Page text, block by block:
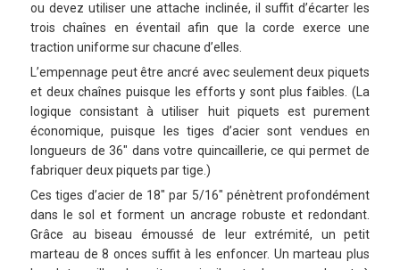
ou devez utiliser une attache inclinée, il suffit d’écarter les
trois chaînes en éventail afin que la corde exerce une
traction uniforme sur chacune d’elles.
L’empennage peut être ancré avec seulement deux piquets
et deux chaînes puisque les efforts y sont plus faibles. (La
logique consistant à utiliser huit piquets est purement
économique, puisque les tiges d’acier sont vendues en
longueurs de 36″ dans votre quincaillerie, ce qui permet de
fabriquer deux piquets par tige.)
Ces tiges d’acier de 18″ par 5/16″ pénètrent profondément
dans le sol et forment un ancrage robuste et redondant.
Grâce au biseau émoussé de leur extrémité, un petit
marteau de 8 onces suffit à les enfoncer. Un marteau plus